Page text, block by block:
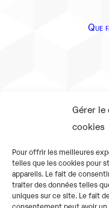
Gérer
cookies
Pour offrir les meilleures
telles que les cookies pour
appareils. Le fait de
traiter des données telles
uniques sur ce site. Le fait
consentement peut avoir
Que